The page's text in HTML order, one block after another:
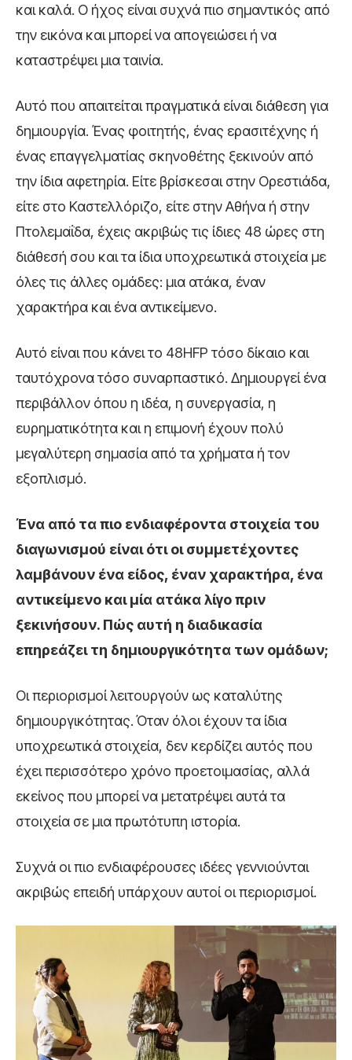
και καλά. Ο ήχος είναι συχνά πιο σημαντικός από
την εικόνα και μπορεί να απογειώσει ή να
καταστρέψει μια ταινία.
Αυτό που απαιτείται πραγματικά είναι διάθεση για
δημιουργία. Ένας φοιτητής, ένας ερασιτέχνης ή
ένας επαγγελματίας σκηνοθέτης ξεκινούν από
την ίδια αφετηρία. Είτε βρίσκεσαι στην Ορεστιάδα,
είτε στο Καστελλόριζο, είτε στην Αθήνα ή στην
Πτολεμαΐδα, έχεις ακριβώς τις ίδιες 48 ώρες στη
διάθεσή σου και τα ίδια υποχρεωτικά στοιχεία με
όλες τις άλλες ομάδες: μια ατάκα, έναν
χαρακτήρα και ένα αντικείμενο.
Αυτό είναι που κάνει το 48HFP τόσο δίκαιο και
ταυτόχρονα τόσο συναρπαστικό. Δημιουργεί ένα
περιβάλλον όπου η ιδέα, η συνεργασία, η
ευρηματικότητα και η επιμονή έχουν πολύ
μεγαλύτερη σημασία από τα χρήματα ή τον
εξοπλισμό.
Ένα από τα πιο ενδιαφέροντα στοιχεία του
διαγωνισμού είναι ότι οι συμμετέχοντες
λαμβάνουν ένα είδος, έναν χαρακτήρα, ένα
αντικείμενο και μία ατάκα λίγο πριν
ξεκινήσουν. Πώς αυτή η διαδικασία
επηρεάζει τη δημιουργικότητα των ομάδων;
Οι περιορισμοί λειτουργούν ως καταλύτης
δημιουργικότητας. Όταν όλοι έχουν τα ίδια
υποχρεωτικά στοιχεία, δεν κερδίζει αυτός που
έχει περισσότερο χρόνο προετοιμασίας, αλλά
εκείνος που μπορεί να μετατρέψει αυτά τα
στοιχεία σε μια πρωτότυπη ιστορία.
Συχνά οι πιο ενδιαφέρουσες ιδέες γεννιούνται
ακριβώς επειδή υπάρχουν αυτοί οι περιορισμοί.